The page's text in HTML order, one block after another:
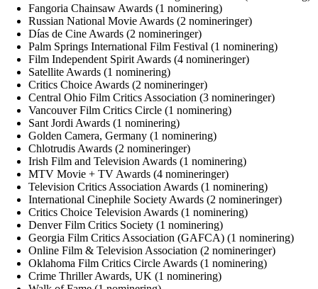
Fangoria Chainsaw Awards (1 nominering)
Russian National Movie Awards (2 nomineringer)
Días de Cine Awards (2 nomineringer)
Palm Springs International Film Festival (1 nominering)
Film Independent Spirit Awards (4 nomineringer)
Satellite Awards (1 nominering)
Critics Choice Awards (2 nomineringer)
Central Ohio Film Critics Association (3 nomineringer)
Vancouver Film Critics Circle (1 nominering)
Sant Jordi Awards (1 nominering)
Golden Camera, Germany (1 nominering)
Chlotrudis Awards (2 nomineringer)
Irish Film and Television Awards (1 nominering)
MTV Movie + TV Awards (4 nomineringer)
Television Critics Association Awards (1 nominering)
International Cinephile Society Awards (2 nomineringer)
Critics Choice Television Awards (1 nominering)
Denver Film Critics Society (1 nominering)
Georgia Film Critics Association (GAFCA) (1 nominering)
Online Film & Television Association (2 nomineringer)
Oklahoma Film Critics Circle Awards (1 nominering)
Crime Thriller Awards, UK (1 nominering)